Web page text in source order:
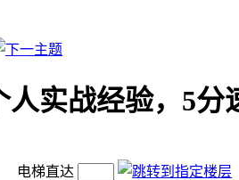
人实战经验，5分
电梯直达